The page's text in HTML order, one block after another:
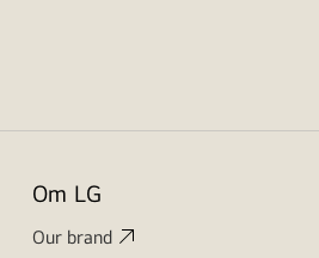
Om LG
Our brand